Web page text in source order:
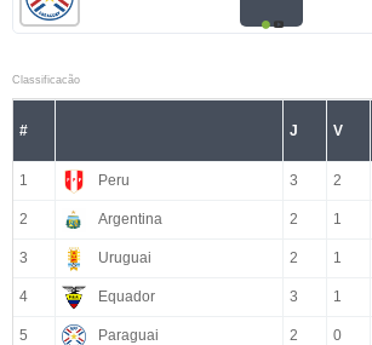
Classificacão
# J V
1 Peru 3 2
2 Argentina 2 1
3 Uruguai 2 1
4 Equador 3 1
5 Paraguai 2 0